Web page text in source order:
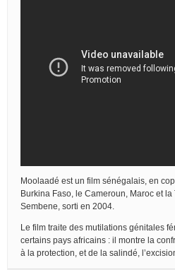
Moolaadé est un film sénégalais, en
Burkina Faso, le Cameroun, Maroc et
Sembene, sorti en 2004.
Le film traite des mutilations génitales
certains pays africains : il montre la
à la protection, et de la salindé,